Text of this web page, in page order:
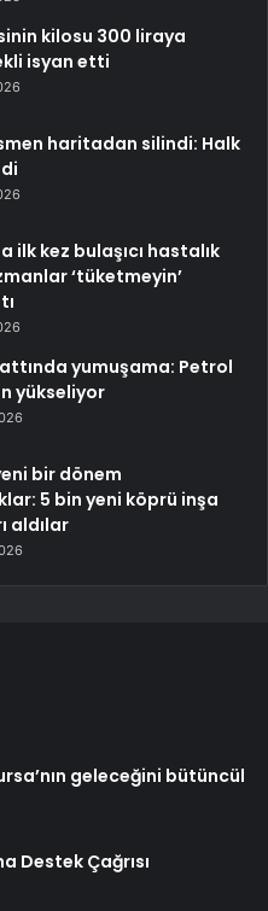
kilosu 300 liraya
isyan etti
haritadan silindi: Halk
ilk kez bulaşıcı hastalık
‘tüketmeyin’
yumuşama: Petrol
yükseliyor
bir dönem
5 bin yeni köprü inşa
aldılar
geleceğini bütüncül
Destek Çağrısı